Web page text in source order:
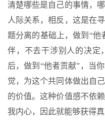
清楚哪些是自己的事情，
人际关系，相反，这是在
题分离的基础上，做到“他
伴，不去干涉别人的决定
后，做到“他者贡献”，当
觉，为这个共同体做出自
的价值。这种价值感不依
我内心，因此就能够获得真